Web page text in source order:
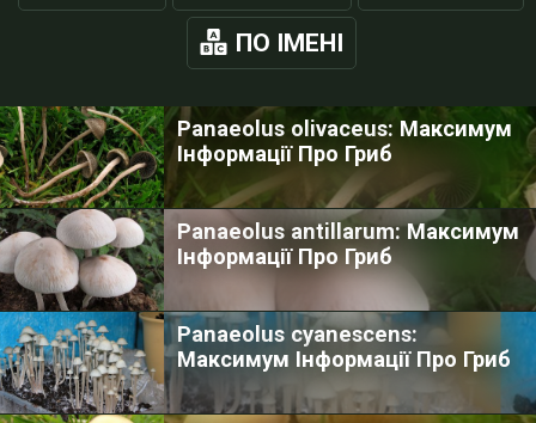
ПО ІМЕНІ
Panaeolus olivaceus: Максимум
Інформації Про Гриб
Panaeolus antillarum: Максимум
Інформації Про Гриб
Panaeolus cyanescens:
Максимум Інформації Про Гриб